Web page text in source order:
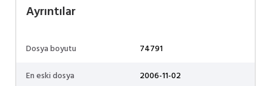
Ayrıntılar
Dosya boyutu
74791
En eski dosya
2006-11-02